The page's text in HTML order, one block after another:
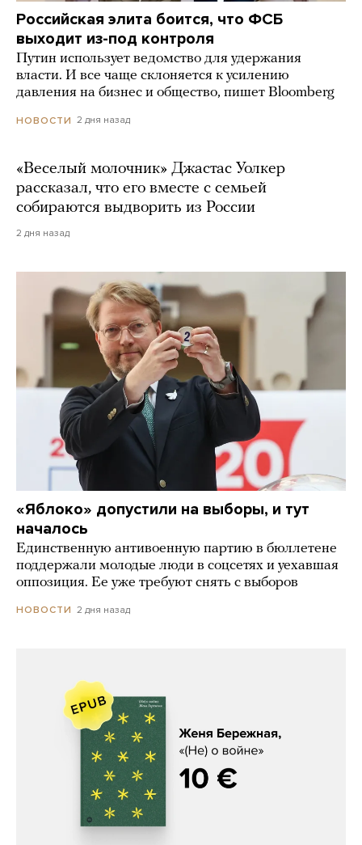
Российская элита боится, что ФСБ
выходит из-под контроля
Путин использует ведомство для удержания
власти. И все чаще склоняется к усилению
давления на бизнес и общество, пишет Bloomberg
НОВОСТИ 2 дня назад
«Веселый молочник» Джастас Уолкер
рассказал, что его вместе с семьей
собираются выдворить из России
2 дня назад
«Яблоко» допустили на выборы, и тут
началось
Единственную антивоенную партию в бюллетене
поддержали молодые люди в соцсетях и уехавшая
оппозиция. Ее уже требуют снять с выборов
НОВОСТИ 2 дня назад
Женя Бережная, «(Не) о войне»